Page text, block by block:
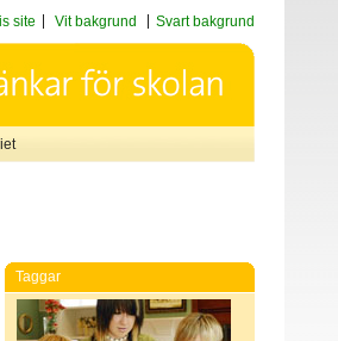
site Vit bakgrund Svart bakgrund
Taggar